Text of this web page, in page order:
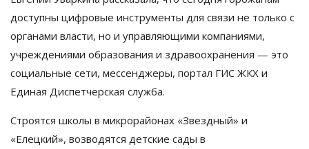
доступны цифровые инструменты для связи не только с
органами власти, но и управляющими компаниями,
учреждениями образования и здравоохранения — это
социальные сети, мессенджеры, портал ГИС ЖКХ и
Единая Диспетчерская служба.
Строятся школы в микрорайонах «Звездный» и
«Елецкий», возводятся детские сады в